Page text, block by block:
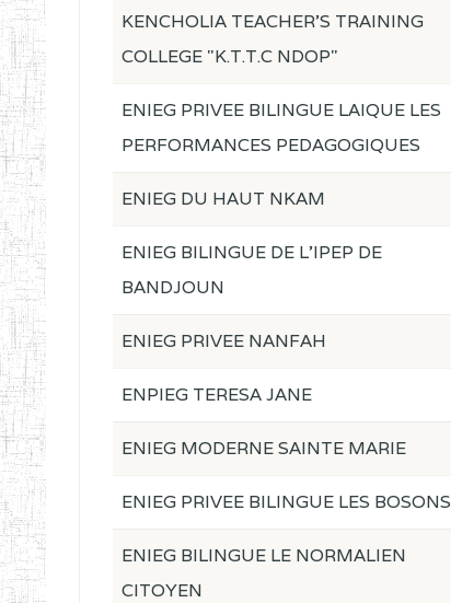
KENCHOLIA TEACHER'S TRAINING
COLLEGE "K.T.T.C NDOP"
ENIEG PRIVEE BILINGUE LAIQUE LES
PERFORMANCES PEDAGOGIQUES
ENIEG DU HAUT NKAM
ENIEG BILINGUE DE L'IPEP DE
BANDJOUN
ENIEG PRIVEE NANFAH
ENPIEG TERESA JANE
ENIEG MODERNE SAINTE MARIE
ENIEG PRIVEE BILINGUE LES BOSONS
ENIEG BILINGUE LE NORMALIEN
CITOYEN